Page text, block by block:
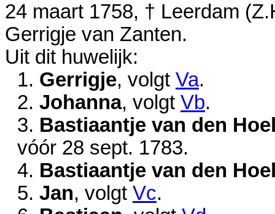
24 maart 1758, † Leerdam
Gerrigje van Zanten.
Uit dit huwelijk:
1. Gerrigje, volgt Va.
2. Johanna, volgt Vb.
3. Bastiaantje van den
vóór 28 sept. 1783.
4. Bastiaantje van den
5. Jan, volgt Vc.